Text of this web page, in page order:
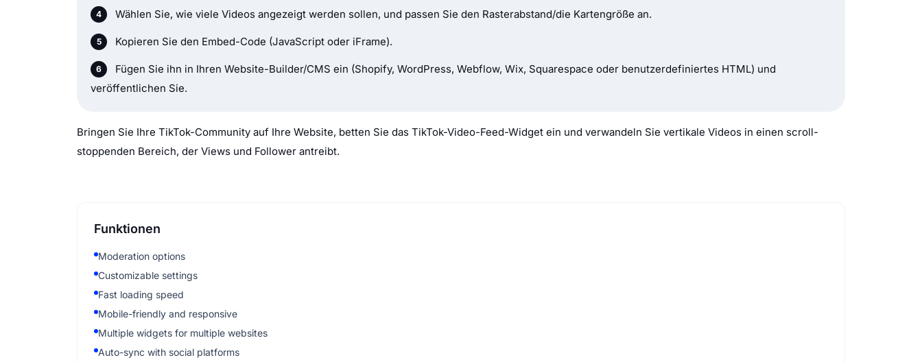
Wählen Sie, wie viele Videos angezeigt werden sollen, und passen Sie den Rasterabstand/die Kartengröße an.
Kopieren Sie den Embed-Code (JavaScript oder iFrame).
Fügen Sie ihn in Ihren Website-Builder/CMS ein (Shopify, WordPress, Webflow, Wix, Squarespace oder benutzerdefiniertes HTML) und
veröffentlichen Sie.
Bringen Sie Ihre TikTok-Community auf Ihre Website, betten Sie das TikTok-Video-Feed-Widget ein und verwandeln Sie vertikale Videos in einen scroll-
stoppenden Bereich, der Views und Follower antreibt.
Funktionen
Moderation options
Customizable settings
Fast loading speed
Mobile-friendly and responsive
Multiple widgets for multiple websites
Auto-sync with social platforms